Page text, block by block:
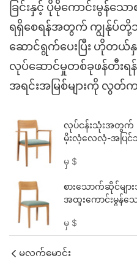
ခြင်းနှင့် ပိုမိုကောင်းမွန်
ရရှိစေရန်အတွက် ကျွန်ုပ်
ဆောင်ရွက်ပေးပြီး ဟိုတယ်နှ
လုပ်ဆောင်မှုတစ်ခုဖန်တီးရ
အရင်းအမြစ်များကို လွတ်
လုပ်ငန်းသုံးအတွက်
မိုးလုံလေလုံ-အပြ
ကုလားထိုင်
မှ $
စားသောက်ဆိုင်မျ
အထူးကောင်းမွန်သေ
Yumeya
မှ $
မလက်မောင်း